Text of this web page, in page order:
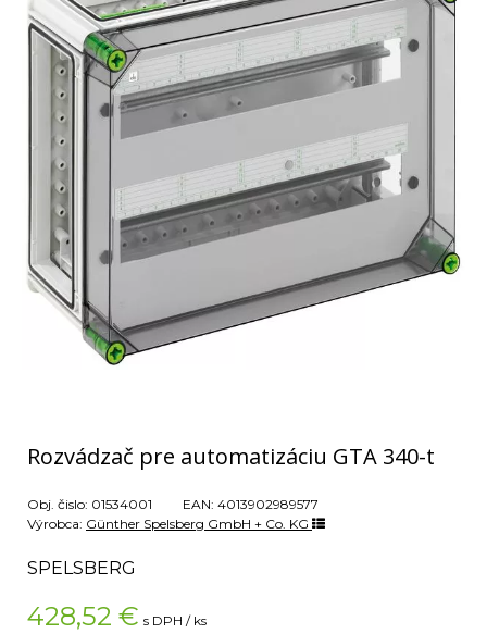
Rozvádzač pre automatizáciu GTA 340-t
Obj. čislo: 01534001 EAN: 4013902989577
Výrobca: Günther Spelsberg GmbH + Co. KG
SPELSBERG
428,52 € s DPH / ks